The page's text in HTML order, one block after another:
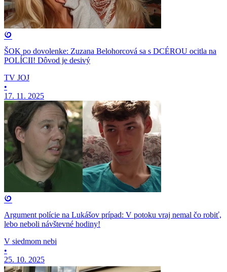
ŠOK po dovolenke: Zuzana Belohorcová sa s DCÉROU ocitla na
POLÍCII! Dôvod je desivý
TV JOJ
•
17. 11. 2025
Argument polície na Lukášov prípad: V potoku vraj nemal čo robiť,
lebo neboli návštevné hodiny!
V siedmom nebi
•
25. 10. 2025